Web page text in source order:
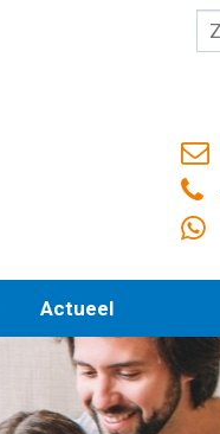
Actueel